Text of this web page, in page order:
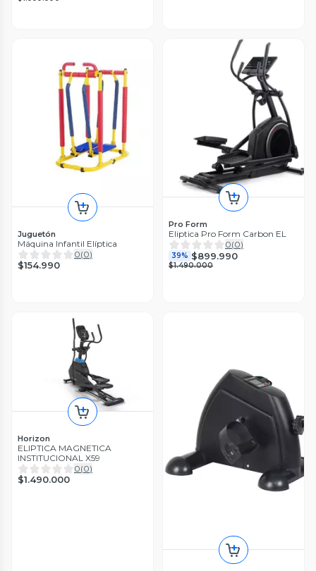
Juguetón
Máquina Infantil Elíptica
0(0)
$154.990
Pro Form
Eliptica Pro Form Carbon EL
0(0)
39% $899.990
$1.490.000
Horizon
ELIPTICA MAGNETICA
INSTITUCIONAL X59
0(0)
$1.490.000